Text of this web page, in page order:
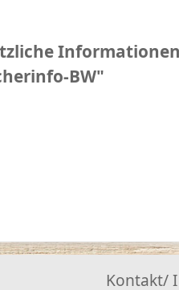
BW"
Kontakt/